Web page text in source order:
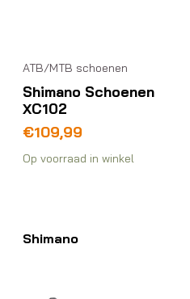
ATB/MTB schoenen
Shimano Schoenen
XC102
€109,99
Op voorraad in winkel
Shimano